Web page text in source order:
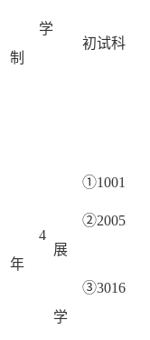
学
制
初试科目
4
年
①1001英
②2005现
展
③3016无
学